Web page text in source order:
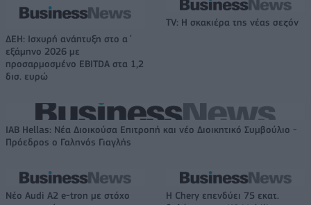
ΔΕΗ: Ισχυρή ανάπτυξη στο α΄
εξάμηνο 2026 με
προσαρμοσμένο EBITDA στα 1,2
δισ. ευρώ
TV: Η σκακιέρα της νέας σεζόν
IAB Hellas: Νέα Διοικούσα Επιτροπή και νέο Διοικητικό Συμβούλιο -
Πρόεδρος ο Γαληνός Γιαγλής
Νέο Audi A2 e-tron με στόχο
Η Chery επενδύει 75 εκατ.